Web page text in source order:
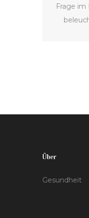
Frage im
Über
Gesundheit